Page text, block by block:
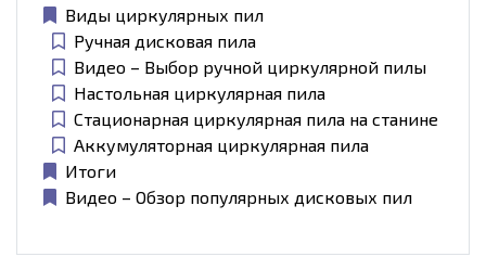
Виды циркулярных пил
Ручная дисковая пила
Видео – Выбор ручной циркулярной пилы
Настольная циркулярная пила
Стационарная циркулярная пила на станине
Аккумуляторная циркулярная пила
Итоги
Видео – Обзор популярных дисковых пил